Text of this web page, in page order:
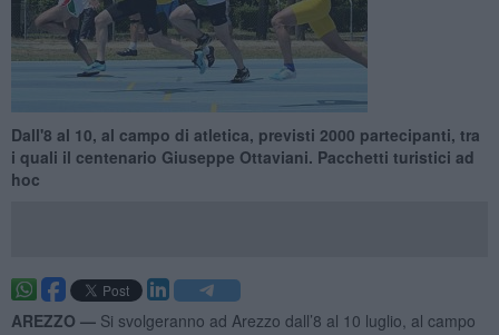
Dall'8 al 10, al campo di atletica, previsti 2000 partecipanti, tra
i quali il centenario Giuseppe Ottaviani. Pacchetti turistici ad
hoc
AREZZO — Si svolgeranno ad Arezzo dall’8 al 10 luglio, al campo